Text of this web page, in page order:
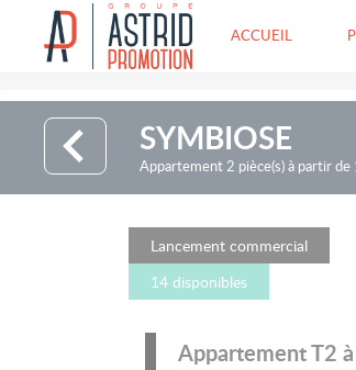
ACCUEIL
SYMBIOSE
Appartement 2 pièce(s) à partir
Lancement commercial
14 disponibles
Appartement T2